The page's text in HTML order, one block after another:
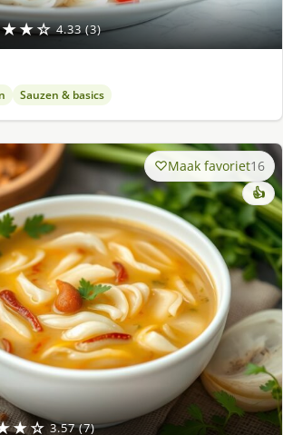
4.33 (3)
Sauzen & basics
3.57 (7)
Maak favoriet16
👍